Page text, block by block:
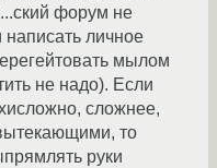
форум не
личное
мылом
не надо). Если
сложнее,
то
руки